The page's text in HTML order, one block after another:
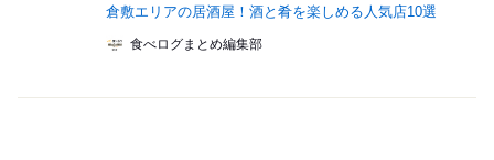
倉敷エリアの居酒屋！酒と肴を楽しめる人気店10選
食べログまとめ編集部